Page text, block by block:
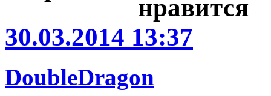
30.03.2014 13:37
DoubleDragon